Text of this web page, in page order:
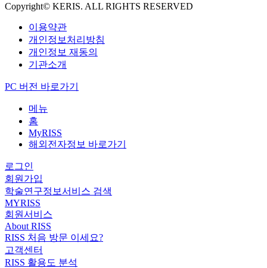
Copyright© KERIS. ALL RIGHTS RESERVED
이용약관
개인정보처리방침
개인정보 재동의
기관소개
PC 버전 바로가기
메뉴
홈
MyRISS
해외전자정보 바로가기
로그인
회원가입
학술연구정보서비스 검색
MYRISS
회원서비스
About RISS
RISS 처음 방문 이세요?
고객센터
RISS 활용도 분석